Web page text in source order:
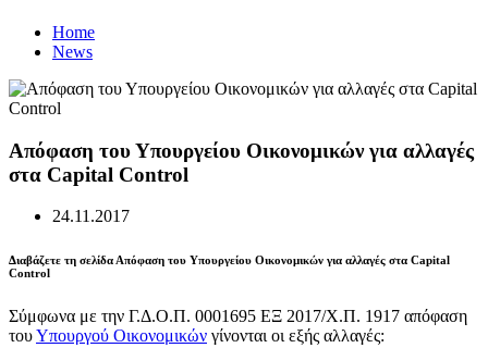
Home
News
Απόφαση του Υπουργείου Οικονομικών για αλλαγές
στα Capital Control
24.11.2017
Διαβάζετε τη σελίδα Απόφαση του Υπουργείου Οικονομικών για αλλαγές στα Capital
Control
Σύμφωνα με την Γ.Δ.Ο.Π. 0001695 ΕΞ 2017/Χ.Π. 1917 απόφαση
τουΥπουργού Οικονομικών γίνονται οι εξής αλλαγές: